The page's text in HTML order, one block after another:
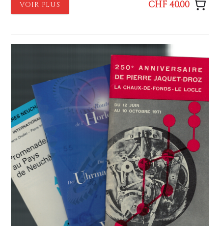
VOIR PLUS CHF 40.00